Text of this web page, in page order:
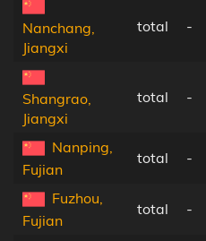
Nanchang,
Jiangxi
total -
Shangrao,
Jiangxi
total -
Nanping,
Fujian
total -
Fuzhou,
Fujian
total -